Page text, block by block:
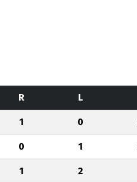
R L
1 0
0 1
1 2